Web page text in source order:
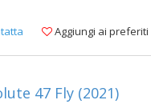
Aggiungi ai preferiti
47 Fly (2021)